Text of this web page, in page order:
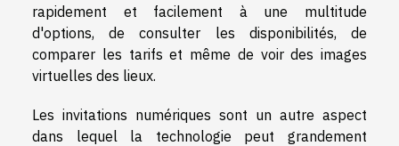
rapidement et facilement à une multitude
d'options, de consulter les disponibilités, de
comparer les tarifs et même de voir des images
virtuelles des lieux.
Les invitations numériques sont un autre aspect
dans lequel la technologie peut grandement